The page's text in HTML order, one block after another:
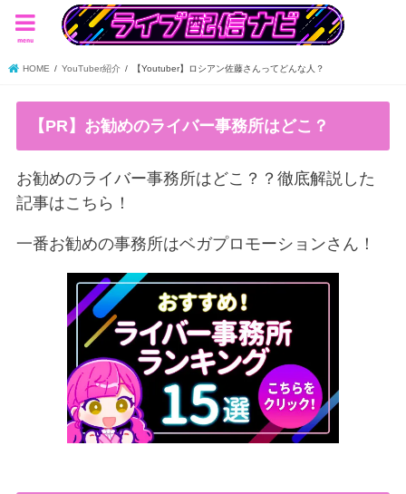
menu
HOME YouTuber紹介 【Youtuber】ロシアン佐藤さんってどんな人？
【PR】お勧めのライバー事務所はどこ？
お勧めのライバー事務所はどこ？？徹底解説した
記事はこちら！
一番お勧めの事務所はベガプロモーションさん！